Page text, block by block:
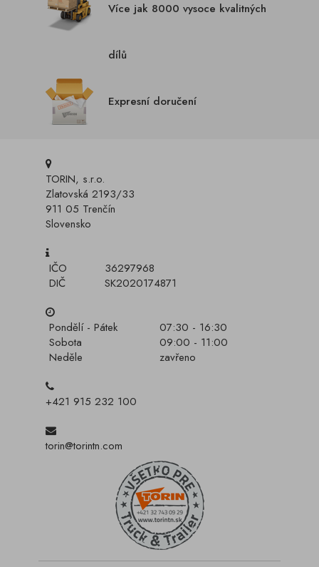
Více jak 8000 vysoce kvalitných
dílů
Expresní doručení
TORIN, s.r.o.
Zlatovská 2193/33
911 05 Trenčín
Slovensko
IČO
36297968
DIČ
SK2020174871
Pondělí - Pátek
07:30 - 16:30
Sobota
09:00 - 11:00
Neděle
zavřeno
+421 915 232 100
torin@torintn.com